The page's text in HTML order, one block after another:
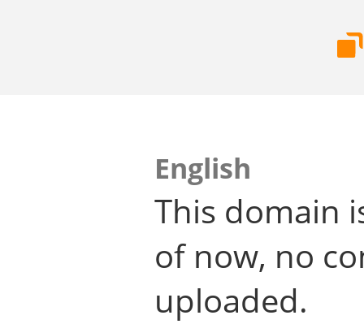
English
This domain
of now, no
uploaded.